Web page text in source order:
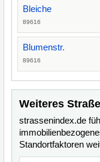
Bleiche
89616
Blumenstr.
89616
Weiteres
strassenindex.de
Standortfaktoren